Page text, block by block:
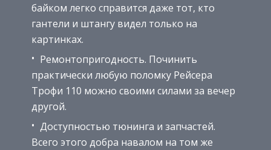
байком легко справится даже тот, кто
гантели и штангу видел только на
картинках.
Ремонтопригодность. Починить
практически любую поломку Рейсера
Трофи 110 можно своими силами за вечер
другой.
Доступностью тюнинга и запчастей.
Всего этого добра навалом на том же